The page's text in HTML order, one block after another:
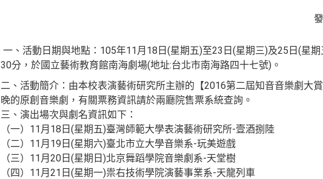
一、活動日期與地點：105年11月18日(星期五)至23日(星期三)及25日(星
30分，於國立藝術教育館南海劇場(地址:台北市南海路四十七號)。
二、活動簡介：由本校表演藝術研究所主辦的【2016第二屆知音音樂劇大
晚的原創音樂劇，有關票務資訊請於兩廳院售票系統查詢。
三、演出場次與劇名資訊如下：
（一）11月18日(星期五)臺灣師範大學表演藝術研究所-壹酒捌陸
（二）11月19日(星期六)臺北市立大學音樂系-玩美遊戲
（三）11月20日(星期日)北京舞蹈學院音樂劇系-天堂樹
（四）11月21日(星期一)祟右技術學院演藝事業系-天龍列車